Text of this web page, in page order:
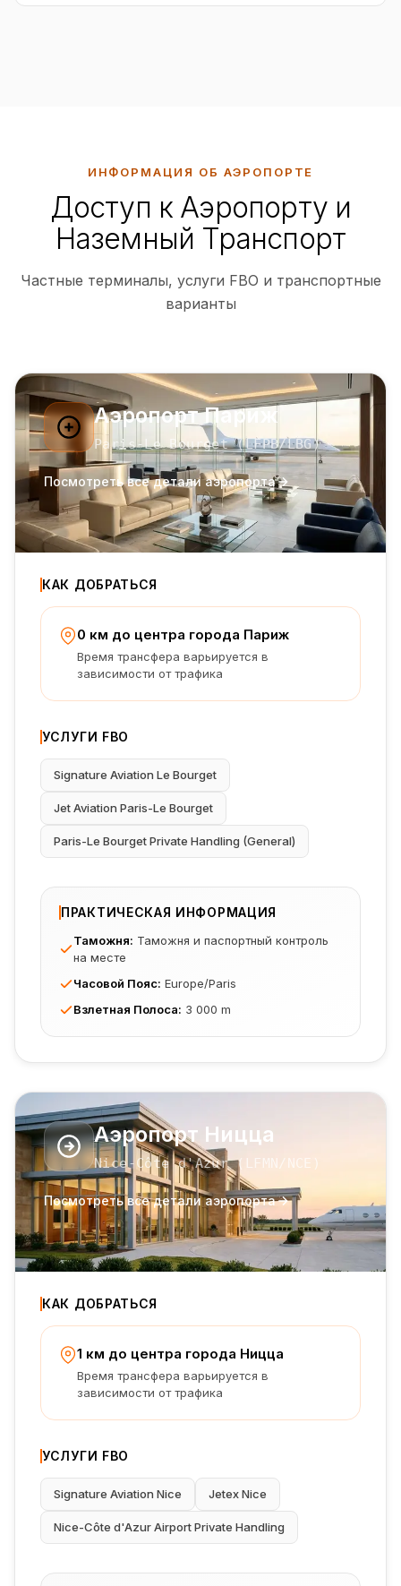
ИНФОРМАЦИЯ ОБ АЭРОПОРТЕ
Доступ к Аэропорту и
Наземный Транспорт
Частные терминалы, услуги FBO и транспортные
варианты
Аэропорт Париж
Paris-Le Bourget(LFPB/LBG)
Посмотреть все детали аэропорта
КАК ДОБРАТЬСЯ
0 км до центра города Париж
Время трансфера варьируется в
зависимости от трафика
УСЛУГИ FBO
Signature Aviation Le Bourget
Jet Aviation Paris-Le Bourget
Paris-Le Bourget Private Handling (General)
ПРАКТИЧЕСКАЯ ИНФОРМАЦИЯ
Таможня: Таможня и паспортный контроль
на месте
Часовой Пояс: Europe/Paris
Взлетная Полоса: 3 000 m
Аэропорт Ницца
Nice-Côte d'Azur( LFMN/NCE )
Посмотреть все детали аэропорта
КАК ДОБРАТЬСЯ
1 км до центра города Ницца
Время трансфера варьируется в
зависимости от трафика
УСЛУГИ FBO
Signature Aviation Nice Jetex Nice
Nice-Côte d'Azur Airport Private Handling